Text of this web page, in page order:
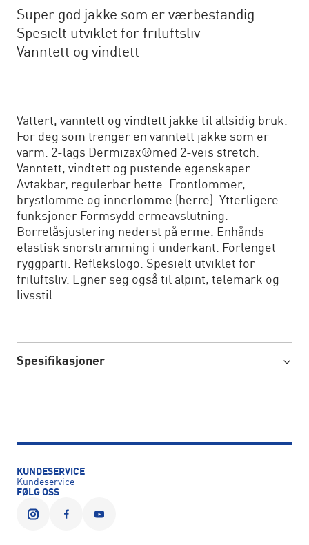
Super god jakke som er værbestandig
Spesielt utviklet for friluftsliv
Vanntett og vindtett
Vattert, vanntett og vindtett jakke til allsidig bruk.
For deg som trenger en vanntett jakke som er
varm. 2-lags Dermizax®med 2-veis stretch.
Vanntett, vindtett og pustende egenskaper.
Avtakbar, regulerbar hette. Frontlommer,
brystlomme og innerlomme (herre). Ytterligere
funksjoner Formsydd ermeavslutning.
Borrelåsjustering nederst på erme. Enhånds
elastisk snorstramming i underkant. Forlenget
ryggparti. Reflekslogo. Spesielt utviklet for
friluftsliv. Egner seg også til alpint, telemark og
livsstil.
Spesifikasjoner
KUNDESERVICE
Kundeservice
FØLG OSS